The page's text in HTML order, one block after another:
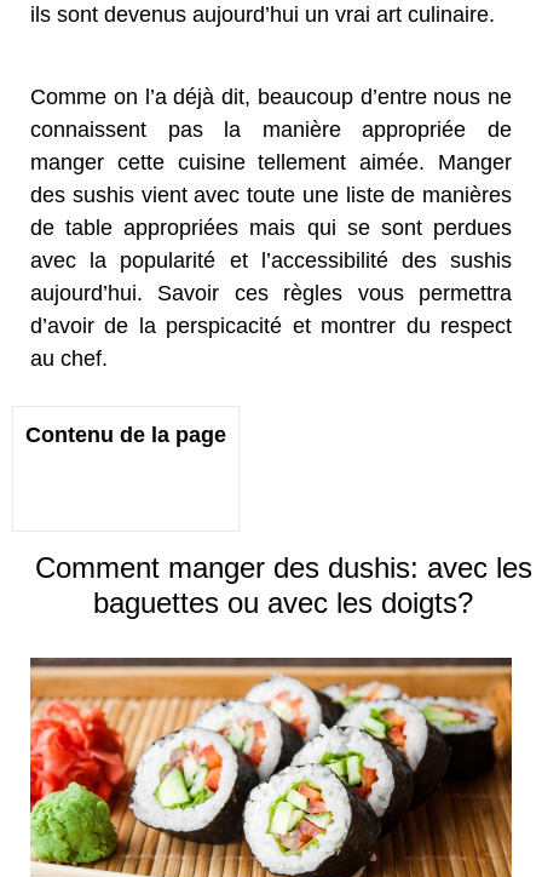
ils sont devenus aujourd’hui un vrai art culinaire.
Comme on l’a déjà dit, beaucoup d’entre nous ne
connaissent pas la manière appropriée de
manger cette cuisine tellement aimée. Manger
des sushis vient avec toute une liste de manières
de table appropriées mais qui se sont perdues
avec la popularité et l’accessibilité des sushis
aujourd’hui. Savoir ces règles vous permettra
d’avoir de la perspicacité et montrer du respect
au chef.
Contenu de la page
Comment manger des dushis: avec les
baguettes ou avec les doigts?